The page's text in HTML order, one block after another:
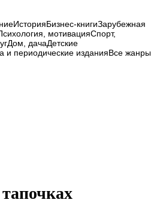
ИсторияБизнес-книгиЗарубежная
мотивацияСпорт,
Дом, дачаДетские
и периодические изданияВсе жанры